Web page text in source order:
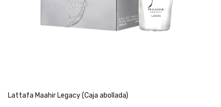
Lattafa Maahir Legacy (Caja abollada)